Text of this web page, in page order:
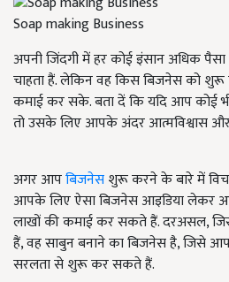
Soap making Business
अपनी जिंदगी में हर कोई इंसान अधिक
चाहता हैं. लेकिन वह किस बिजनेस को
कमाई कर सके. बता दें कि यदि आप कोई
तो उसके लिए आपके अंदर आत्मविश्वास और
अगर आपबिजनेसशुरू करने के बारे में
आपके लिए ऐसा बिजनेस आइडिया
लाखों की कमाई कर सकते हैं. दरअसल,
हैं, वह साबुन बनाने का बिजनेस है, जिसे
सरलता से शुरू कर सकते हैं.